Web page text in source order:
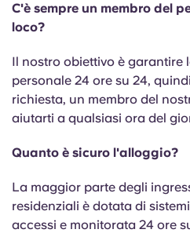
C'è sempre un membro del
loco?
Il nostro obiettivo è garantire
personale 24 ore su 24,
richiesta, un membro del
aiutarti a qualsiasi ora del
Quanto è sicuro l'alloggio?
La maggior parte degli
residenziali è dotata di
accessi e monitorata 24 ore